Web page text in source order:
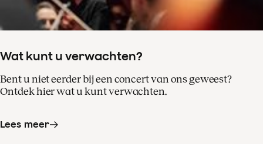
Wat kunt u verwachten?
Bent u niet eerder bij een concert van ons geweest?
Ontdek hier wat u kunt verwachten.
Lees meer